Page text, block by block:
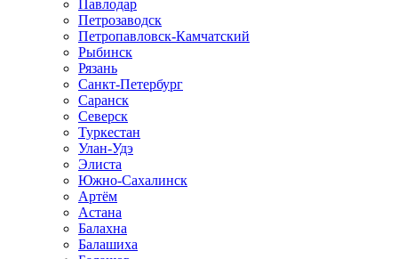
Павлодар
Петрозаводск
Петропавловск-Камчатский
Рыбинск
Рязань
Санкт-Петербург
Саранск
Северск
Туркестан
Улан-Удэ
Элиста
Южно-Сахалинск
Артём
Астана
Балахна
Балашиха